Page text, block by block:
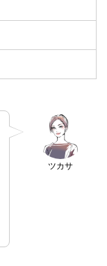
ツカサ